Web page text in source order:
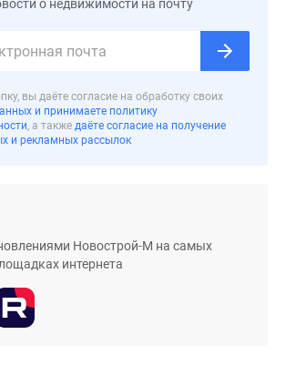
о недвижимости на почту
вы даёте согласие на обработку своих
и принимаете политику
, а также даёте согласие на получение
и рекламных рассылок
Новострой-М на самых
интернета